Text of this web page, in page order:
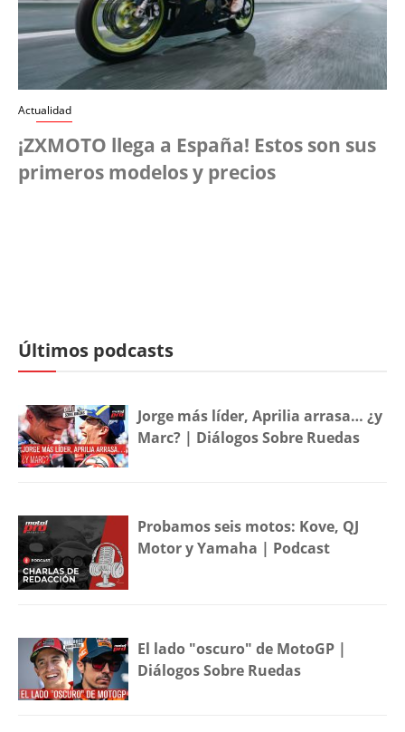
Actualidad
¡ZXMOTO llega a España! Estos son sus
primeros modelos y precios
Últimos podcasts
Jorge más líder, Aprilia arrasa… ¿y
Marc? | Diálogos Sobre Ruedas
Probamos seis motos: Kove, QJ
Motor y Yamaha | Podcast
El lado "oscuro" de MotoGP |
Diálogos Sobre Ruedas